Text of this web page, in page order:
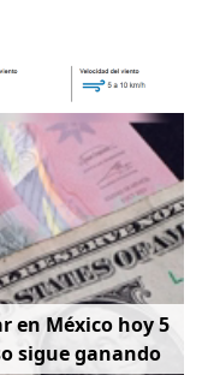
en México hoy 5
sigue ganando